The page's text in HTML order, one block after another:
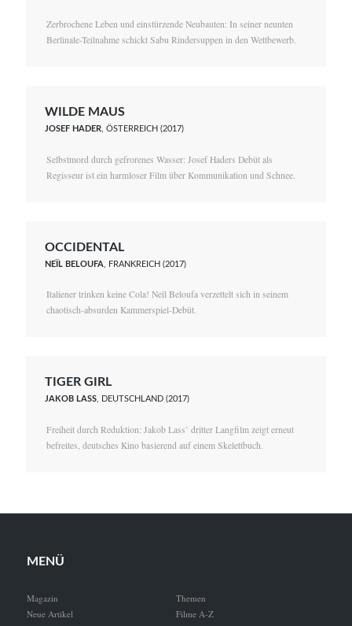
Zerbrochene Leben und einstürzende Neubauten: In seiner neunten
Berlinale-Teilnahme schickt Sabu Rindersuppen in den Wettbewerb.
WILDE MAUS
JOSEF HADER, ÖSTERREICH (2017)
Selbstmord durch gefrorenes Wasser: Josef Haders Debüt als
Regisseur ist ein harmloser Film über Kommunikation und Schnee.
OCCIDENTAL
NEÏL BELOUFA , FRANKREICH (2017)
Italiener trinken keine Cola! Neïl Beloufa verzettelt sich in seinem
chaotisch-absurden Kammerspiel-Debüt.
TIGER GIRL
JAKOB LASS , DEUTSCHLAND (2017)
Freiheit durch Reduktion: Jakob Lass’ dritter Langfilm zeigt erneut
befreites, deutsches Kino basierend auf einem Skelettbuch.
MENÜ
Magazin
Neue Artikel
Themen
Filme A-Z